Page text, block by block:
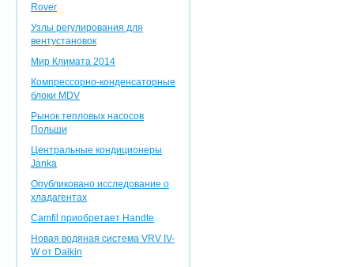
Rover
Узлы регулирования для
вентустановок
Мир Климата 2014
Компрессорно-конденсаторные
блоки MDV
Рынок тепловых насосов
Польши
Центральные кондиционеры
Janka
Опубликовано исследование о
хладагентах
Camfil приобретает Handte
Новая водяная система VRV IV-
W от Daikin